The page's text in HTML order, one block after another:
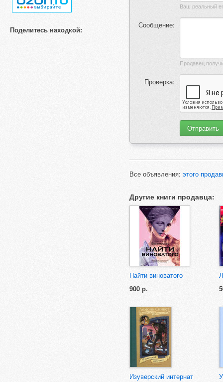
Поделитесь находкой:
Сообщение:
Проверка:
Все объявления: этого
Другие книги продавца:
Найти виноватого
900 р.
Изуверский интернат